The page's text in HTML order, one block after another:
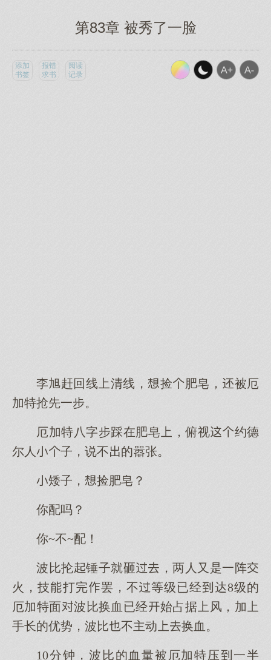
第83章 被秀了一脸
添加
书签
报错
求书
阅读
记录
李旭赶回线清线，捡肥皂，被厄
加特抢先一步。
厄加特八字步踩在肥皂，俯视约德
尔人子，说不的嚣张。
矮子，捡肥皂？
你配吗？
你~不~配！
波比抡锤子就砸，两人又是一阵
火，技打完罢，不等级已经达8级的
厄加特面波比换血已经始占据风，加
手长的优势，波比不主动换血。
10分钟，波比的血量被厄加特压一半